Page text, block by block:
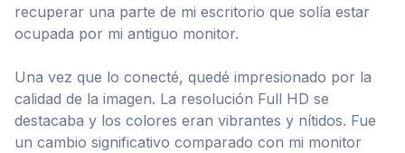
recuperar una parte de mi escritorio que solía estar
ocupada por mi antiguo monitor.
Una vez que lo conecté, quedé impresionado por la
calidad de la imagen. La resolución Full HD se
destacaba y los colores eran vibrantes y nítidos. Fue
un cambio significativo comparado con mi monitor